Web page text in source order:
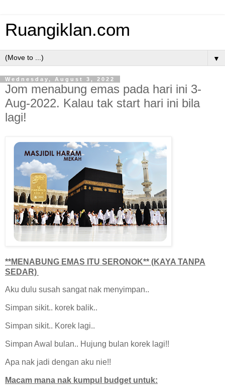
Ruangiklan.com
▼
Wednesday, August 3, 2022
Jom menabung emas pada hari ini 3-
Aug-2022. Kalau tak start hari ini bila
lagi!
**MENABUNG EMAS ITU SERONOK** (KAYA TANPA
SEDAR)
Aku dulu susah sangat nak menyimpan..
Simpan sikit.. korek balik..
Simpan sikit.. Korek lagi..
Simpan Awal bulan.. Hujung bulan korek lagi!!
Apa nak jadi dengan aku nie!!
Macam mana nak kumpul budget untuk: